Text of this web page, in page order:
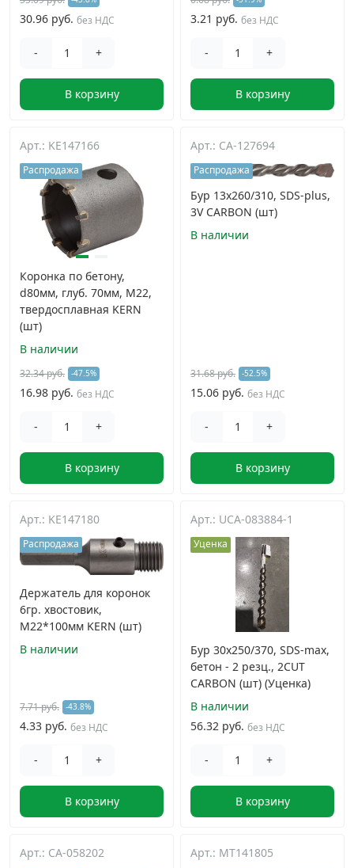
30.96 руб. без НДС
- +
В корзину
3.21 руб. без НДС
- +
В корзину
Арт.: KE147166
Распродажа
Коронка по бетону,
d80мм, глуб. 70мм, М22,
твердосплавная KERN
(шт)
В наличии
32.34 руб. -47.5%
16.98 руб. без НДС
- +
В корзину
Арт.: CA-127694
Распродажа
Бур 13x260/310, SDS-plus,
3V CARBON (шт)
В наличии
31.68 руб. -52.5%
15.06 руб. без НДС
- +
В корзину
Арт.: KE147180
Распродажа
Держатель для коронок
6гр. хвостовик,
M22*100мм KERN (шт)
В наличии
7.71 руб. -43.8%
4.33 руб. без НДС
- +
В корзину
Арт.: UCA-083884-1
Уценка
Бур 30x250/370, SDS-max,
бетон - 2 резц., 2CUT
CARBON (шт) (Уценка)
В наличии
56.32 руб. без НДС
- +
В корзину
Арт.: CA-058202 Арт.: MT141805